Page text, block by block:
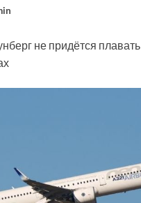
не придётся плавать